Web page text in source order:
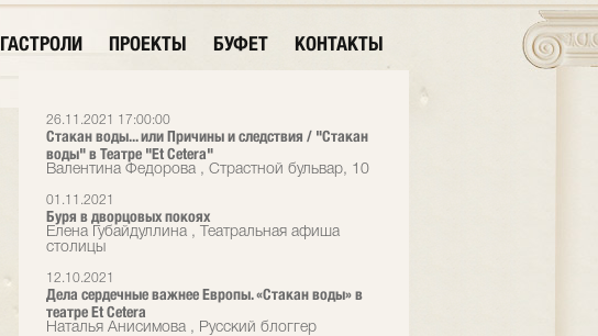
ГАСТРОЛИ ПРОЕКТЫ БУФЕТ КОНТАКТЫ
26.11.2021 17:00:00
Стакан воды... или Причины и следствия / "Стакан
воды" в Театре "Et Cetera"
Валентина Федорова , Страстной бульвар, 10
01.11.2021
Буря в дворцовых покоях
Елена Губайдуллина , Театральная афиша
столицы
12.10.2021
Дела сердечные важнее Европы. «Стакан воды» в
театре Et Cetera
Наталья Анисимова , Русский блоггер